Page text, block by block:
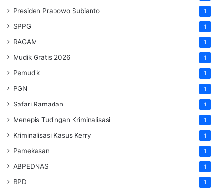
Presiden Prabowo Subianto 1
SPPG 1
RAGAM 1
Mudik Gratis 2026 1
Pemudik 1
PGN 1
Safari Ramadan 1
Menepis Tudingan Kriminalisasi 1
Kriminalisasi Kasus Kerry 1
Pamekasan 1
ABPEDNAS 1
BPD 1